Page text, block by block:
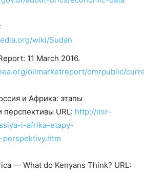
wiki/Sudan
11 March 2016.
oilmarketreport/omrpublic/
и Африка: этапы
перспективы URL: http://mir-
i-afrika-etapy-
— What do Kenyans Think? URL: